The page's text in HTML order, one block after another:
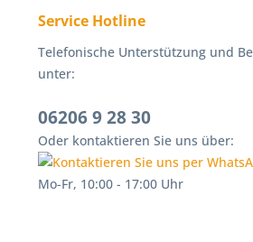
Service Hotline
Telefonische Unterstützung und
unter:
06206 9 28 30
Oder kontaktieren Sie uns über:
Mo-Fr, 10:00 - 17:00 Uhr